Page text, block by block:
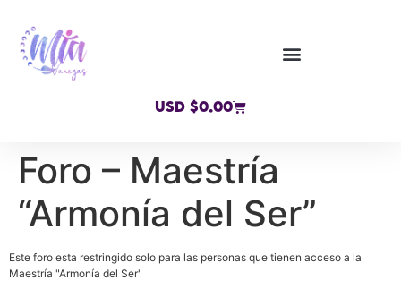
USD $0.00
Foro – Maestría
“Armonía del Ser”
Este foro esta restringido solo para las personas que tienen acceso a la
Maestría "Armonía del Ser"